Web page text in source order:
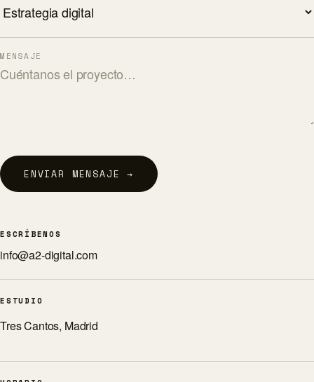
MENSAJE
ENVIAR MENSAJE →
ESCRÍBENOS
info@a2-digital.com
ESTUDIO
Tres Cantos, Madrid